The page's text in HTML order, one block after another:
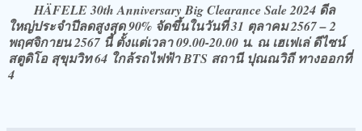
HÄFELE 30th Anniversary Big Clearance Sale 2024 ดีล
ใหญ่ประจำปีลดสูงสุด 90% จัดขึ้นในวันที่ 31 ตุลาคม 2567 – 2
พฤศจิกายน 2567 นี้ ตั้งแต่เวลา 09.00-20.00 น. ณ เฮเฟเล่ ดีไซน์
สตูดิโอ สุขุมวิท 64 ใกล้รถไฟฟ้า BTS สถานี ปุณณวิถี ทางออกที่
4